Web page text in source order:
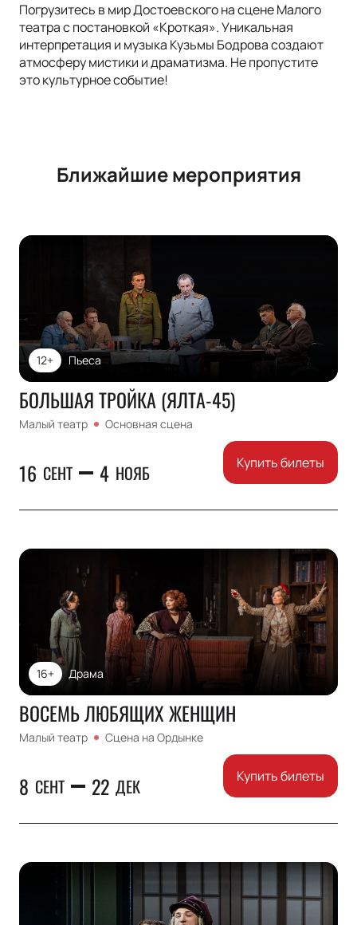
Погрузитесь в мир Достоевского на сцене Малого
театра с постановкой «Кроткая». Уникальная
интерпретация и музыка Кузьмы Бодрова создают
атмосферу мистики и драматизма. Не пропустите
это культурное событие!
Ближайшие мероприятия
Пьеса
12+
БОЛЬШАЯ ТРОЙКА (ЯЛТА-45)
Малый театр Основная сцена
16 СЕНТ 4 НОЯБ Купить билеты
Драма
16+
ВОСЕМЬ ЛЮБЯЩИХ ЖЕНЩИН
Малый театр Сцена на Ордынке
8 СЕНТ 22 ДЕК Купить билеты